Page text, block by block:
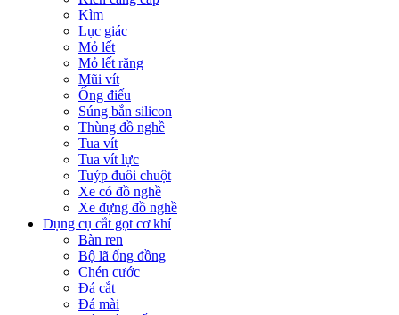
Kìm
Lục giác
Mỏ lết
Mỏ lết răng
Mũi vít
Ống điếu
Súng bắn silicon
Thùng đồ nghề
Tua vít
Tua vít lực
Tuýp đuôi chuột
Xe có đồ nghề
Xe đựng đồ nghề
Dụng cụ cắt gọt cơ khí
Bàn ren
Bộ lã ống đồng
Chén cước
Đá cắt
Đá mài